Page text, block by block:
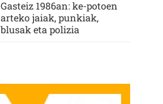
Gasteiz 1986an: ke-potoen
arteko jaiak, punkiak,
blusak eta polizia